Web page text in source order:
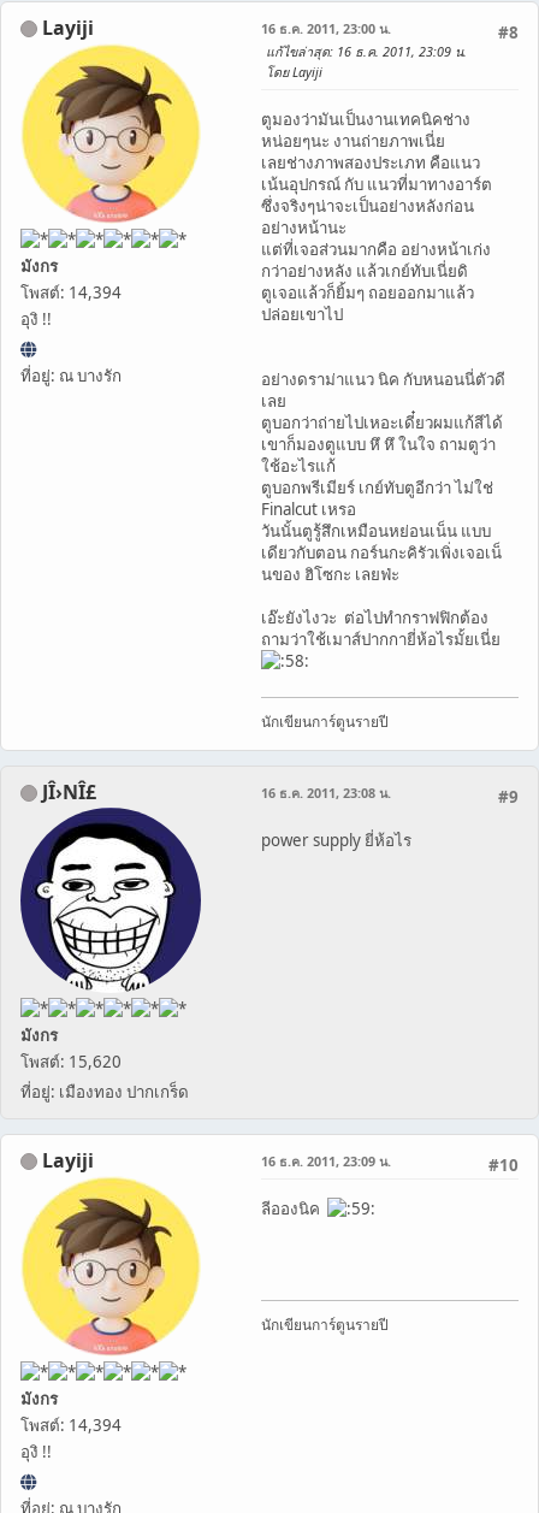
Layiji
มังกร
โพสต์: 14,394
อุงิ !!
ที่อยู่: ณ บางรัก
#8
16 ธ.ค. 2011, 23:00 น.
แก้ไขล่าสุด: 16 ธ.ค. 2011, 23:09 น.
โดย Layiji
ตูมองว่ามันเป็นงานเทคนิคช่าง
หน่อยๆนะ งานถ่ายภาพเนี่ย
เลยช่างภาพสองประเภท คือแนว
เน้นอุปกรณ์ กับ แนวที่มาทางอาร์ต
ซึ่งจริงๆน่าจะเป็นอย่างหลังก่อน
อย่างหน้านะ
แต่ที่เจอส่วนมากคือ อย่างหน้าเก่ง
กว่าอย่างหลัง แล้วเกย์ทับเนี่ยดิ
ตูเจอแล้วก็ยิ้มๆ ถอยออกมาแล้ว
ปล่อยเขาไป
อย่างดราม่าแนว นิค กับหนอนนี่ตัวดี
เลย
ตูบอกว่าถ่ายไปเหอะเดี๋ยวผมแก้สีได้
เขาก็มองตูแบบ หึ หึ ในใจ ถามตูว่า
ใช้อะไรแก้
ตูบอกพรีเมียร์ เกย์ทับตูอีกว่า ไม่ใช่
Finalcut เหรอ
วันนั้นตูรู้สึกเหมือนหย่อนเน็น แบบ
เดียวกับตอน กอร์นกะคิรัวเพิ่งเจอเน็
นของ ฮิโซกะ เลยฟ่ะ
เอ๊ะยังไงวะ ต่อไปทำกราฟฟิกต้อง
ถามว่าใช้เมาส์ปากกายี่ห้อไรมั้ยเนี่ย
นักเขียนการ์ตูนรายปี
JÎ›NÎ£
มังกร
โพสต์: 15,620
ที่อยู่: เมืองทอง ปากเกร็ด
#9
16 ธ.ค. 2011, 23:08 น.
power supply ยี่ห้อไร
Layiji
มังกร
โพสต์: 14,394
อุงิ !!
ที่อยู่: ณ บางรัก
#10
16 ธ.ค. 2011, 23:09 น.
ลีอองนิค
นักเขียนการ์ตูนรายปี